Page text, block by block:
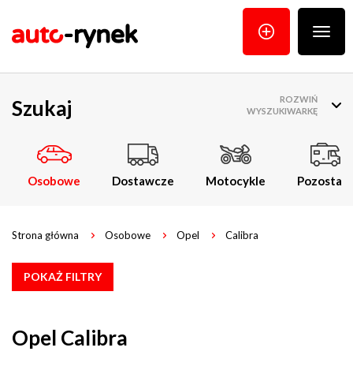
menu
Szukaj
Osobowe Dostawcze Motocykle Pozostałe
ROZWIŃ
WYSZUKIWARKĘ
Strona główna Osobowe Opel Calibra
POKAŻ FILTRY
Opel Calibra